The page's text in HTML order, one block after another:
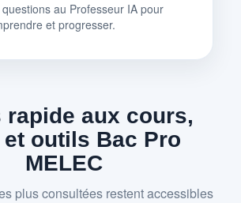
au Professeur IA pour
et progresser.
rapide aux cours,
et outils Bac Pro
MELEC
plus consultées restent accessibles